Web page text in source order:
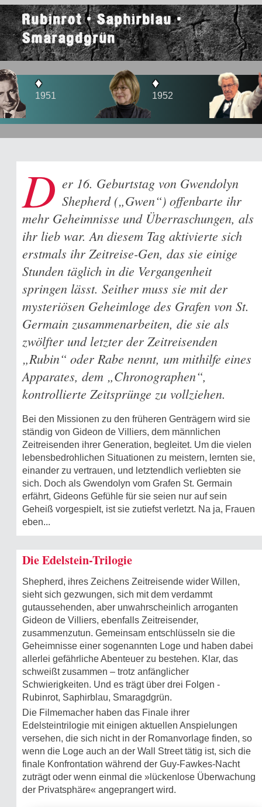
Rubinrot • Saphirblau •
Smaragdgrün
1952
♦
1956
D er 16. Geburtstag von Gwendolyn
Shepherd („Gwen“) offenbarte ihr
mehr Geheimnisse und Überraschungen, als
ihr lieb war. An diesem Tag aktivierte sich
erstmals ihr Zeitreise-Gen, das sie einige
Stunden täglich in die Vergangenheit
springen lässt. Seither muss sie mit der
mysteriösen Geheimloge des Grafen von St.
Germain zusammenarbeiten, die sie als
zwölfter und letzter der Zeitreisenden
„Rubin“ oder Rabe nennt, um mithilfe eines
Apparates, dem „Chronographen“,
kontrollierte Zeitsprünge zu vollziehen.
Bei den Missionen zu den früheren Genträgern wird sie
ständig von Gideon de Villiers, dem männlichen
Zeitreisenden ihrer Generation, begleitet. Um die vielen
lebensbedrohlichen Situationen zu meistern, lernten sie,
einander zu vertrauen, und letztendlich verliebten sie
sich. Doch als Gwendolyn vom Grafen St. Germain
erfährt, Gideons Gefühle für sie seien nur auf sein
Geheiß vorgespielt, ist sie zutiefst verletzt. Na ja, Frauen
eben...
Die Edelstein-Trilogie
Shepherd, ihres Zeichens Zeitreisende wider Willen,
sieht sich gezwungen, sich mit dem verdammt
gutaussehenden, aber unwahrscheinlich arroganten
Gideon de Villiers, ebenfalls Zeitreisender,
zusammenzutun. Gemeinsam entschlüsseln sie die
Geheimnisse einer sogenannten Loge und haben dabei
allerlei gefährliche Abenteuer zu bestehen. Klar, das
schweißt zusammen – trotz anfänglicher
Schwierigkeiten. Und es trägt über drei Folgen -
Rubinrot, Saphirblau, Smaragdgrün.
Die Filmemacher haben das Finale ihrer
Edelsteintrilogie mit einigen aktuellen Anspielungen
versehen, die sich nicht in der Romanvorlage finden, so
wenn die Loge auch an der Wall Street tätig ist, sich die
finale Konfrontation während der Guy-Fawkes-Nacht
zuträgt oder wenn einmal die »lückenlose Überwachung
der Privatsphäre« angeprangert wird.